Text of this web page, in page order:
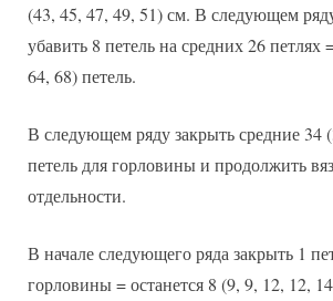
(43, 45, 47, 49, 51) см. В следующем
убавить 8 петель на средних 26 петлях
64, 68) петель.
В следующем ряду закрыть средние 34
петель для горловины и продолжить
отдельности.
В начале следующего ряда закрыть 1
горловины = останется 8 (9, 9, 12, 12,